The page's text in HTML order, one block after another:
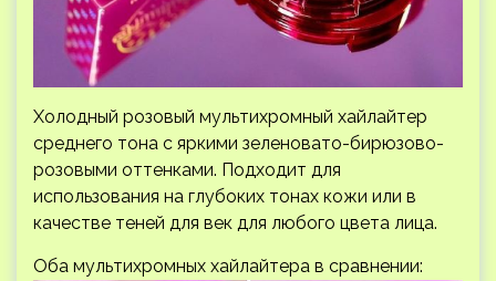
Холодный розовый мультихромный хайлайтер
среднего тона с яркими зеленовато-бирюзово-
розовыми оттенками. Подходит для
использования на глубоких тонах кожи или в
качестве теней для век для любого цвета лица.
Оба мультихромных хайлайтера в сравнении: